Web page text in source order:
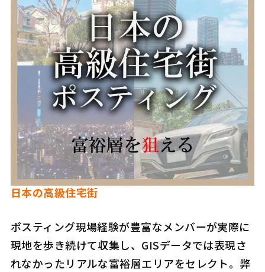
日本の高級住宅街
ポスティング現場経験が豊富なメンバーが実際に
現地を歩き続けて収集し、GISデータでは表現さ
れなかったリアルな富裕層エリアをセレクト。弊